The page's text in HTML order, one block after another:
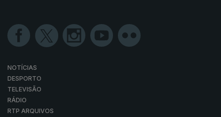
NOTÍCIAS
DESPORTO
TELEVISÃO
RÁDIO
RTP ARQUIVOS